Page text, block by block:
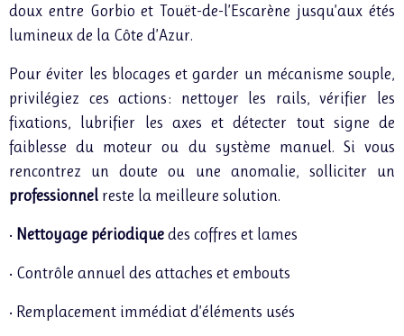
doux entre Gorbio et Touët-de-l’Escarène jusqu’aux étés
lumineux de la Côte d’Azur.
Pour éviter les blocages et garder un mécanisme souple,
privilégiez ces actions : nettoyer les rails, vérifier les
fixations, lubrifier les axes et détecter tout signe de
faiblesse du moteur ou du système manuel. Si vous
rencontrez un doute ou une anomalie, solliciter un
professionnel reste la meilleure solution.
• Nettoyage périodique des coffres et lames
• Contrôle annuel des attaches et embouts
• Remplacement immédiat d’éléments usés